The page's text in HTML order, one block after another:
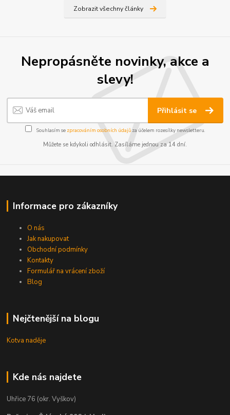
Zobrazit všechny články
Nepropásněte novinky, akce a
slevy!
Přihlásit se
Souhlasím se zpracováním osobních údajůza účelem rozesílky newsletteru.
Můžete se kdykoli odhlásit. Zasíláme jednou za 14 dní.
Informace pro zákazníky
O nás
Jak nakupovat
Obchodní podmínky
Kontakty
Formulář na vrácení zboží
Blog
Nejčtenější na blogu
Kotva naděje
Kde nás najdete
Uhřice 76 (okr. Vyškov)